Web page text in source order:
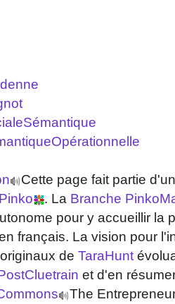
Cette page fait partie
. La Branche
pour y accueillir la
français. La vision pour
de TaraHunt
et d'en
The